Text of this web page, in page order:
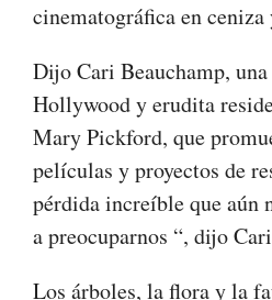
cinematográfica en ceniza
Dijo Cari Beauchamp,
Hollywood y erudita
Mary Pickford, que
películas y proyectos de
pérdida increíble que aún
a preocuparnos “, dijo
Los árboles, la flora y la